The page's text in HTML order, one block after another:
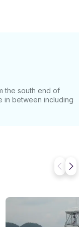
the south end of
in between including